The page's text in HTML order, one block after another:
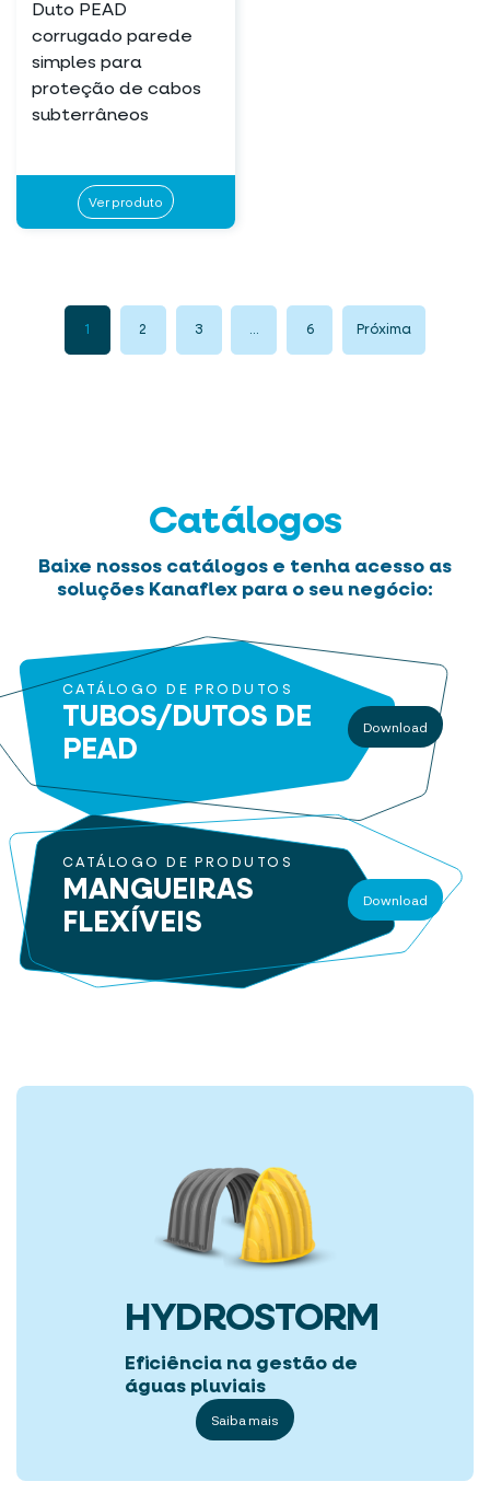
Duto PEAD
corrugado parede
simples para
proteção de cabos
subterrâneos
Ver produto
1 2 3 … 6 Próxima
Catálogos
Baixe nossos catálogos e tenha acesso as
soluções Kanaflex para o seu negócio:
CATÁLOGO DE PRODUTOS
TUBOS/DUTOS DE
PEAD
Download
CATÁLOGO DE PRODUTOS
MANGUEIRAS
FLEXÍVEIS
Download
HYDROSTORM
Eficiência na gestão de
águas pluviais
Saiba mais